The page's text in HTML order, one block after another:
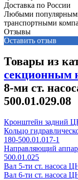
Доставка по России
Любыми
транспортными
Отзывы
Оставить отзыв
Товары из
секционным
8-ми ст.
500.01.029.08
Кронштейн задний
Кольцо
180-500.01.017-1
Направляющий
500.01.025
Вал 5-ти ст. насоса
Вал 6-ти ст. насоса